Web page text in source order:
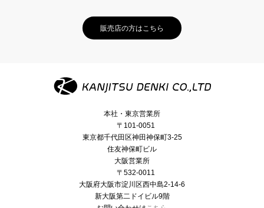
販売店の方はこちら
本社・東京営業所
〒101-0051
東京都千代田区神田神保町3-25
住友神保町ビル
大阪営業所
〒532-0011
大阪府大阪市淀川区西中島2-14-6
新大阪第二ドイビル9階